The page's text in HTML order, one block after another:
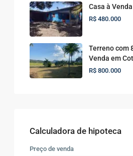
Casa à
R$ 480.000
Terreno com
Venda em
R$ 800.000
Calculadora de hipoteca
Preço de venda